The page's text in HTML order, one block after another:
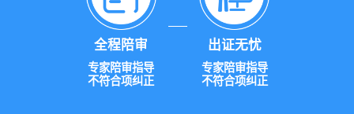
全程陪审
专家陪审指导
不符合项纠正
出证无忧
专家陪审指导
不符合项纠正